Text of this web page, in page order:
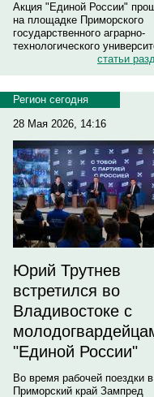
Акция "Единой России"
на площадке Приморского
государственного аграрно-
технологического
статьи
Регион сегодня
28 Мая 2026, 14:16
Юрий Трутнев
встретился во
Владивостоке с
"Единой России"
Во время рабочей поездки в
Приморский край Зампред